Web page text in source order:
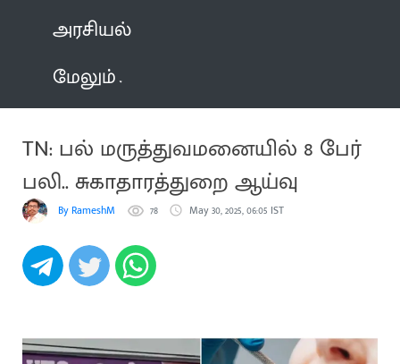
அரசியல்
மேலும்
TN: பல் மருத்துவமனையில் 8 பேர்
பலி.. சுகாதாரத்துறை ஆய்வு
By RameshM 78 May 30, 2025, 06:05 IST